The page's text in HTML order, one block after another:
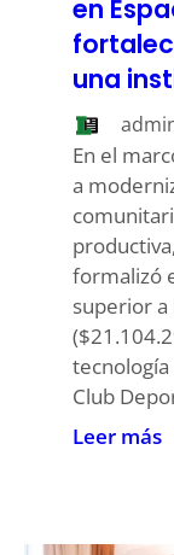
en
una
En el
a
formalizó
superior a
tecnología
Club
Leer más